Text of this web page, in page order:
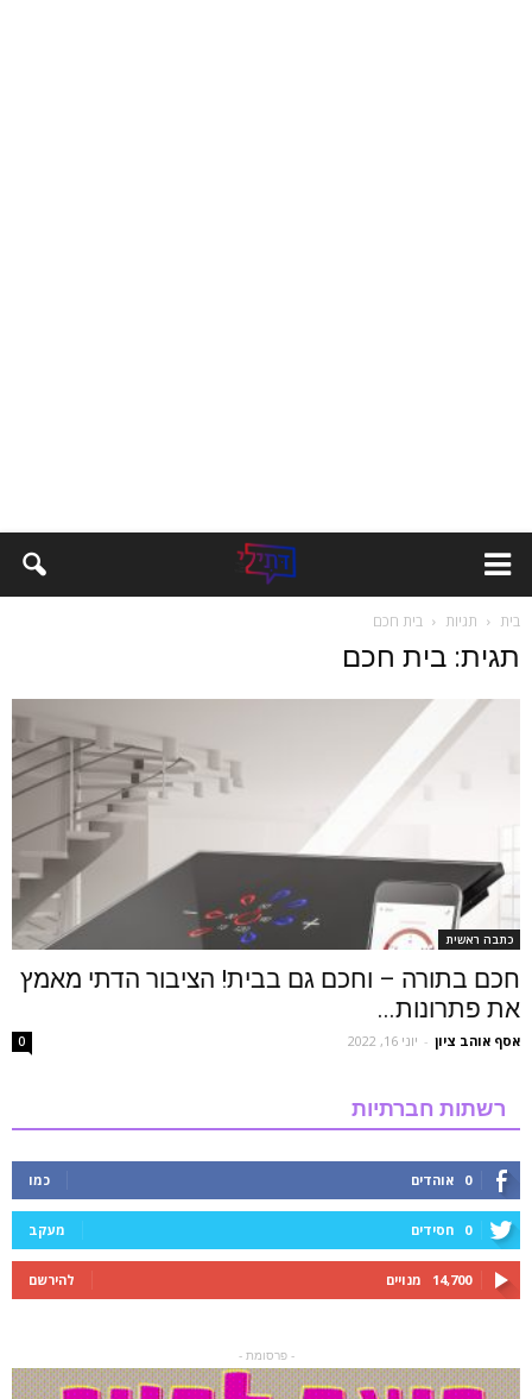
בית תגיות בית חכם
תגית: בית חכם
כתבה ראשית
חכם בתורה – וחכם גם בבית! הציבור הדתי מאמץ
את פתרונות...
אסף אוהב ציון - יוני 16, 2022 0
רשתות חברתיות
0 אוהדים כמו
0 חסידים מעקב
14,700 מנויים להירשם
- פרסומת -